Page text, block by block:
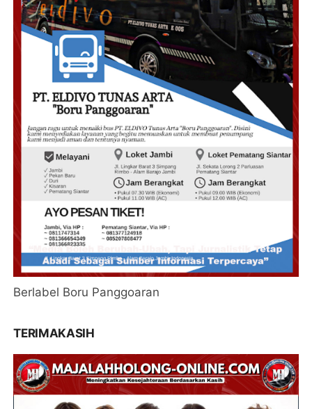
Berlabel Boru Panggoaran
TERIMAKASIH